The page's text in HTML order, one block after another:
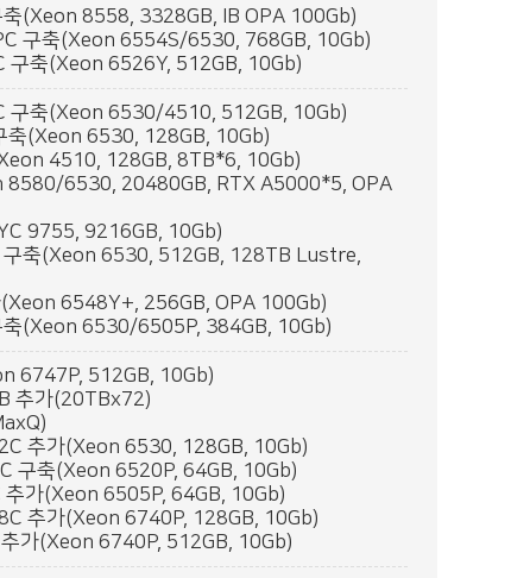
(Xeon 8558, 3328GB, IB OPA 100Gb)
구축(Xeon 6554S/6530, 768GB, 10Gb)
축(Xeon 6526Y, 512GB, 10Gb)
구축(Xeon 6530/4510, 512GB, 10Gb)
(Xeon 6530, 128GB, 10Gb)
4510, 128GB, 8TB*6, 10Gb)
6530, 20480GB, RTX A5000*5, OPA
9755, 9216GB, 10Gb)
축(Xeon 6530, 512GB, 128TB Lustre,
6548Y+, 256GB, OPA 100Gb)
(Xeon 6530/6505P, 384GB, 10Gb)
6747P, 512GB, 10Gb)
추가(20TBx72)
추가(Xeon 6530, 128GB, 10Gb)
구축(Xeon 6520P, 64GB, 10Gb)
가(Xeon 6505P, 64GB, 10Gb)
추가(Xeon 6740P, 128GB, 10Gb)
가(Xeon 6740P, 512GB, 10Gb)